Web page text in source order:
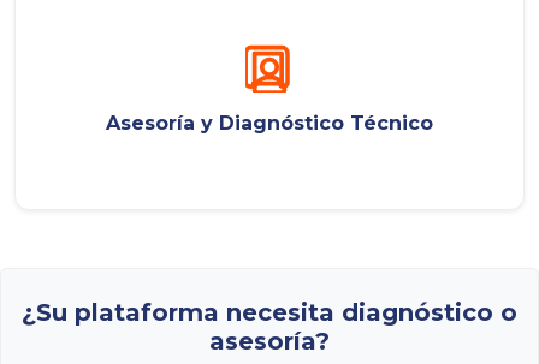
Asesoría y Diagnóstico Técnico
¿Su plataforma necesita diagnóstico o
asesoría?